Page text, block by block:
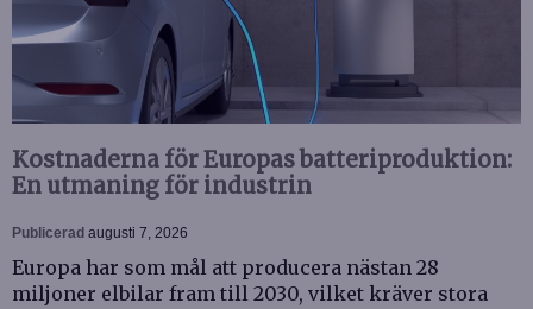
Kostnaderna för Europas batteriproduktion:
En utmaning för industrin
Publicerad augusti 7, 2026
Europa har som mål att producera nästan 28
miljoner elbilar fram till 2030, vilket kräver stora